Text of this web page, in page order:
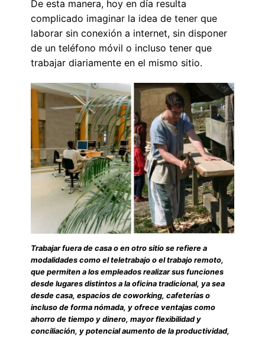
De esta manera, hoy en día resulta
complicado imaginar la idea de tener que
laborar sin conexión a internet, sin disponer
de un teléfono móvil o incluso tener que
trabajar diariamente en el mismo sitio.
Trabajar fuera de casa o en otro sitio se refiere a
modalidades como el teletrabajo o el trabajo remoto,
que permiten a los empleados realizar sus funciones
desde lugares distintos a la oficina tradicional, ya sea
desde casa, espacios de coworking, cafeterías o
incluso de forma nómada, y ofrece ventajas como
ahorro de tiempo y dinero, mayor flexibilidad y
conciliación, y potencial aumento de la productividad,